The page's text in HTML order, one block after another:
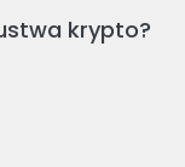
krypto?